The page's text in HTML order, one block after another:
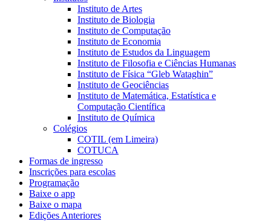
Instituto de Artes
Instituto de Biologia
Instituto de Computação
Instituto de Economia
Instituto de Estudos da Linguagem
Instituto de Filosofia e Ciências Humanas
Instituto de Física “Gleb Wataghin”
Instituto de Geociências
Instituto de Matemática, Estatística e
Computação Científica
Instituto de Química
Colégios
COTIL (em Limeira)
COTUCA
Formas de ingresso
Inscrições para escolas
Programação
Baixe o app
Baixe o mapa
Edições Anteriores